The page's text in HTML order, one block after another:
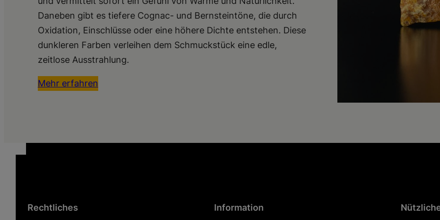
Daneben gibt es tiefere Cognac- und Bernsteintöne, die durch
Oxidation, Einschlüsse oder eine höhere Dichte entstehen. Diese
dunkleren Farben verleihen dem Schmuckstück eine edle,
zeitlose Ausstrahlung.
Mehr erfahren
Rechtliches Information